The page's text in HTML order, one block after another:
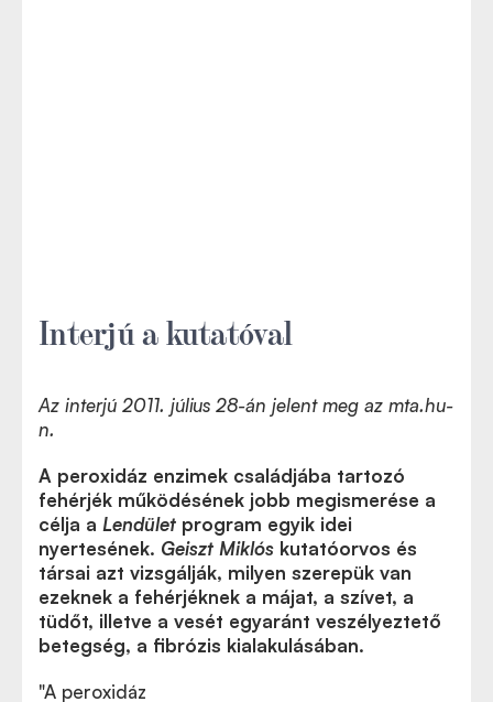
Interjú a kutatóval
Az interjú 2011. július 28-án jelent meg az mta.hu-
n.
A peroxidáz enzimek családjába tartozó
fehérjék működésének jobb megismerése a
célja a Lendület program egyik idei
nyertesének. Geiszt Miklós kutatóorvos és
társai azt vizsgálják, milyen szerepük van
ezeknek a fehérjéknek a májat, a szívet, a
tüdőt, illetve a vesét egyaránt veszélyeztető
betegség, a fibrózis kialakulásában.
"A peroxidáz